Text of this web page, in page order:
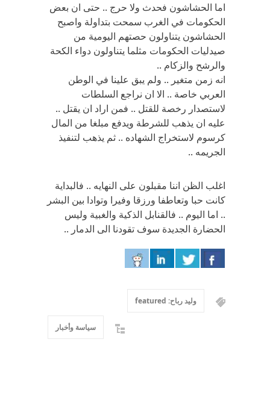
اما الحشاشون فحدث ولا حرج .. حتى ان بعض
الحكومات في الغرب سمحت بتداولة واصبح
الحشاشون يتناولون حصتهم اليومية من
صيدليات الحكومات مثلما يتناولون دواء الكحة
والرشح والزكام ..
انه زمن متغير .. ولم يبق علينا في الوطن
العربي خاصة .. الا ان نراجع السلطات
لاستصدار رخصة للقتل .. فمن اراد ان يقتل ..
عليه ان يذهب للشرطة ويدفع مبلغا من المال
كرسوم لاستخراج الشهاده .. ثم يذهب لتنفيذ
الجريمه ..
اغلب الظن اننا مقبلون على النهايه .. فالبداية
كانت حبا وتعاطفا ورزقا وفيرا وتوادا بين البشر
.. اما اليوم .. فالقنابل الذكية والغبية وليس
الحضارة الجديدة سوف تقودنا الى الدمار ..
وليد رباح: featured
سياسة وأخبار